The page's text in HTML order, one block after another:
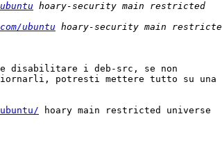
ubuntu
disabilitare i deb-src, se non
potresti mettere tutto su una
hoary main restricted universe